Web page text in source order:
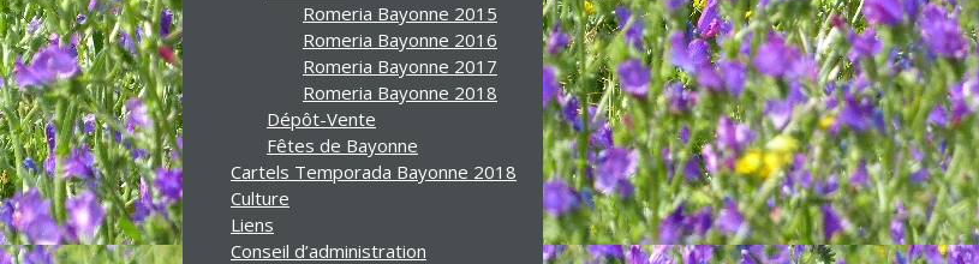
Romeria Bayonne 2015
Romeria Bayonne 2016
Romeria Bayonne 2017
Romeria Bayonne 2018
Dépôt-Vente
Fêtes de Bayonne
Cartels Temporada Bayonne 2018
Culture
Liens
Conseil d’administration